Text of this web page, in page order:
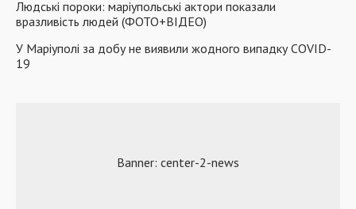
Людські пороки: маріупольські актори показали
вразливість людей (ФОТО+ВІДЕО)
У Маріуполі за добу не виявили жодного випадку COVID-
19